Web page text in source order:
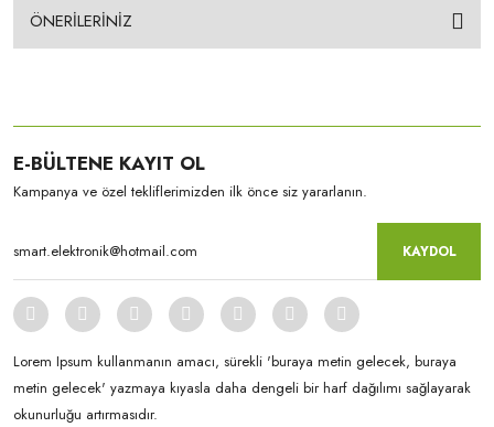
ÖNERİLERİNİZ
E-BÜLTENE KAYIT OL
Kampanya ve özel tekliflerimizden ilk önce siz yararlanın.
KAYDOL
Lorem Ipsum kullanmanın amacı, sürekli 'buraya metin gelecek, buraya
metin gelecek' yazmaya kıyasla daha dengeli bir harf dağılımı sağlayarak
okunurluğu artırmasıdır.